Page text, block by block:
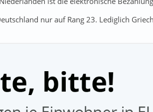
nur auf Rang 23. Lediglich